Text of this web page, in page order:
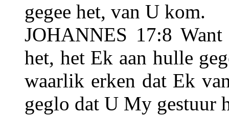
gegee het, van U kom.
JOHANNES 17:8
het, het Ek aan hulle
waarlik erken dat Ek
geglo dat U My gestuur